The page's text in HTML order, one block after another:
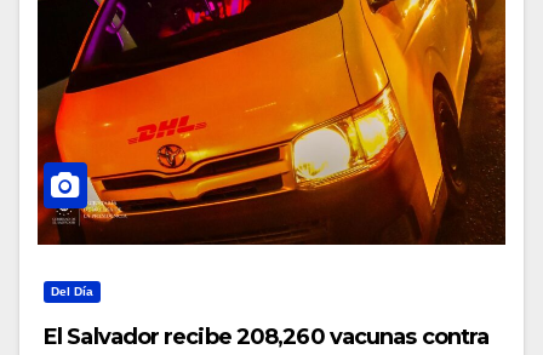
Del Día
El Salvador recibe 208,260 vacunas contra